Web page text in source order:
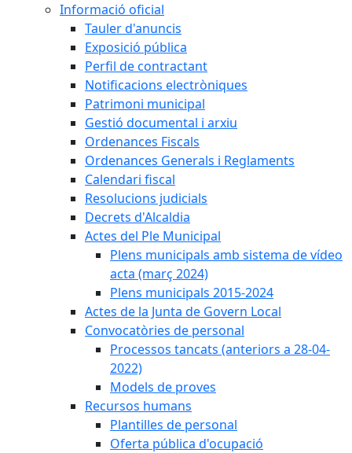
Informació oficial
Tauler d'anuncis
Exposició pública
Perfil de contractant
Notificacions electròniques
Patrimoni municipal
Gestió documental i arxiu
Ordenances Fiscals
Ordenances Generals i Reglaments
Calendari fiscal
Resolucions judicials
Decrets d'Alcaldia
Actes del Ple Municipal
Plens municipals amb sistema de vídeo
acta (març 2024)
Plens municipals 2015-2024
Actes de la Junta de Govern Local
Convocatòries de personal
Processos tancats (anteriors a 28-04-
2022)
Models de proves
Recursos humans
Plantilles de personal
Oferta pública d'ocupació